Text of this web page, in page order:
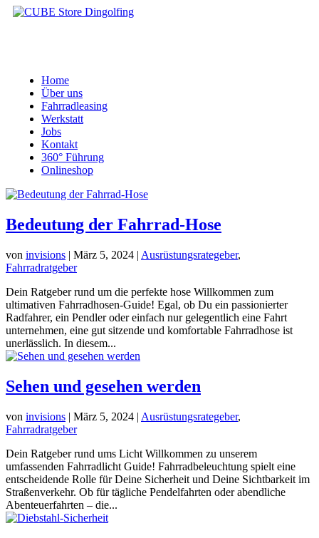
Home
Über uns
Fahrradleasing
Werkstatt
Jobs
Kontakt
360° Führung
Onlineshop
Bedeutung der Fahrrad-Hose
von invisions | März 5, 2024 | Ausrüstungsrategeber,
Fahrradratgeber
Dein Ratgeber rund um die perfekte hose Willkommen zum
ultimativen Fahrradhosen-Guide! Egal, ob Du ein passionierter
Radfahrer, ein Pendler oder einfach nur gelegentlich eine Fahrt
unternehmen, eine gut sitzende und komfortable Fahrradhose ist
unerlässlich. In diesem...
Sehen und gesehen werden
von invisions | März 5, 2024 | Ausrüstungsrategeber,
Fahrradratgeber
Dein Ratgeber rund ums Licht Willkommen zu unserem
umfassenden Fahrradlicht Guide! Fahrradbeleuchtung spielt eine
entscheidende Rolle für Deine Sicherheit und Deine Sichtbarkeit im
Straßenverkehr. Ob für tägliche Pendelfahrten oder abendliche
Abenteuerfahrten – die...